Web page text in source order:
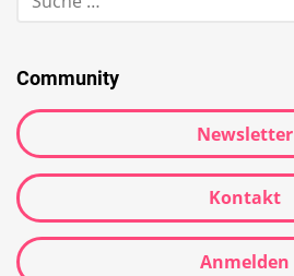
Community
Newsletter
Kontakt
Anmelden